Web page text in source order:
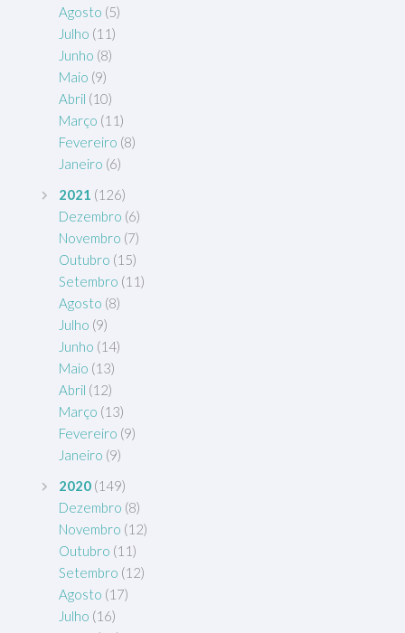
Agosto (5)
Julho (11)
Junho (8)
Maio (9)
Abril (10)
Março (11)
Fevereiro (8)
Janeiro (6)
2021 (126)
Dezembro (6)
Novembro (7)
Outubro (15)
Setembro (11)
Agosto (8)
Julho (9)
Junho (14)
Maio (13)
Abril (12)
Março (13)
Fevereiro (9)
Janeiro (9)
2020 (149)
Dezembro (8)
Novembro (12)
Outubro (11)
Setembro (12)
Agosto (17)
Julho (16)